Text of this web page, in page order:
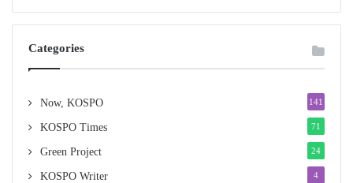
Categories
Now, KOSPO 141
KOSPO Times 71
Green Project 24
KOSPO Writer 4